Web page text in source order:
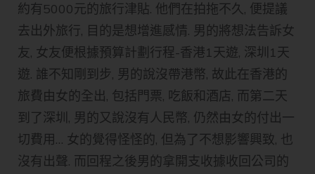
約有5000元的旅行津貼. 他們在拍拖不久, 便提議
去出外旅行, 目的是想增進感情. 男的將想法告訴女
友, 女友便根據預算計劃行程-香港1天遊, 深圳1天
遊. 誰不知剛到步, 男的說沒帶港幣, 故此在香港的
旅費由女的全出, 包括門票, 吃飯和酒店, 而第二天
到了深圳, 男的又說沒有人民幣, 仍然由女的付出一
切費用… 女的覺得怪怪的, 但為了不想影響興致, 也
沒有出聲. 而回程之後男的拿開支收據收回公司的